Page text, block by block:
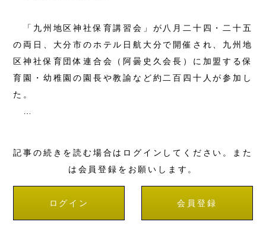
「九州地区神社保育講習会」が八月二十四・二十五
の両日、大分市のホテル日航大分で開催され、九州地
区神社保育団体連合会（阿曇史久会長）に加盟する保
育園・幼稚園の園長や教諭など約二百四十人が参加し
た。
記事の続きを読む場合はログインしてください。また
は会員登録をお願いします。
ログイン 会員登録